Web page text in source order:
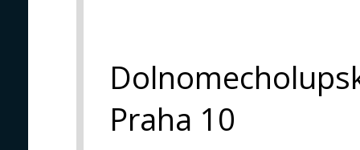
Praha 10